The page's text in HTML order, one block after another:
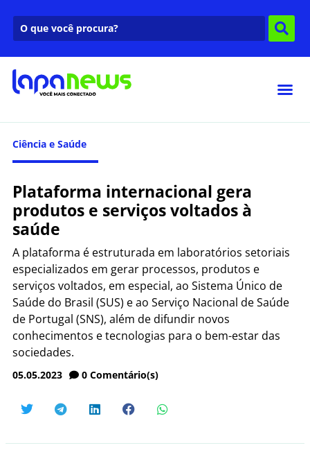
Ciência e Saúde
Plataforma internacional gera
produtos e serviços voltados à
saúde
A plataforma é estruturada em laboratórios setoriais
especializados em gerar processos, produtos e
serviços voltados, em especial, ao Sistema Único de
Saúde do Brasil (SUS) e ao Serviço Nacional de Saúde
de Portugal (SNS), além de difundir novos
conhecimentos e tecnologias para o bem-estar das
sociedades.
05.05.2023 0 Comentário(s)